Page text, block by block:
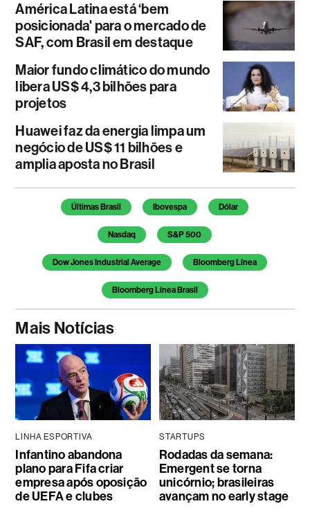
América Latina está ‘bem
posicionada' para o mercado de
SAF, com Brasil em destaque
Maior fundo climático do mundo
libera US$ 4,3 bilhões para
projetos
Huawei faz da energia limpa um
negócio de US$ 11 bilhões e
amplia aposta no Brasil
Temas deste artigo
Últimas Brasil Ibovespa Dólar
Nasdaq S&P 500
Dow Jones Industrial Average Bloomberg Línea
Bloomberg Línea Brasil
Mais Notícias
LINHA ESPORTIVA
Infantino abandona
plano para Fifa criar
empresa após oposição
de UEFA e clubes
STARTUPS
Rodadas da semana:
Emergent se torna
unicórnio; brasileiras
avançam no early stage